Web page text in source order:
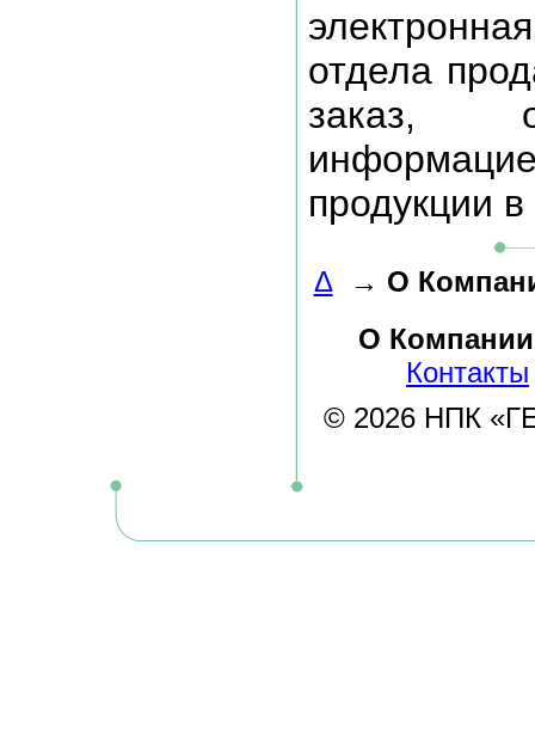
отдела
заказ,
продукции
Δ→ О
О Компании
Контакты
© 2026 НПК